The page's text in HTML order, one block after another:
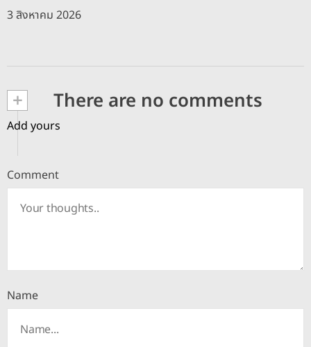
3 สิงหาคม 2026
+ There are no comments
Add yours
Comment
Name